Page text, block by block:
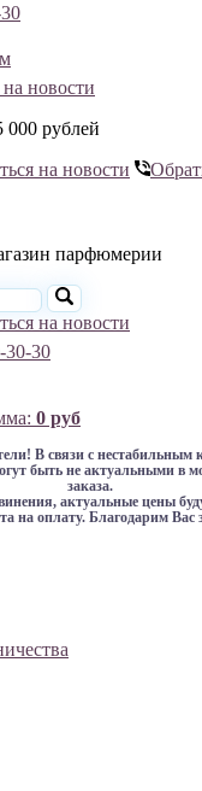
новости
рублей
на новости
парфюмерии
на новости
30-30
0 руб
В связи с нестабильным
быть не актуальными в
заказа.
актуальные цены
на оплату. Благодарим Вас